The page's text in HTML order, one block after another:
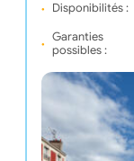
Disponibilités :
Garanties
possibles :